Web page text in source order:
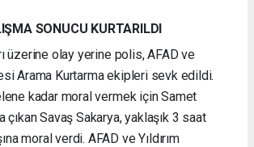
SONUCU KURTARILDI
üzerine olay yerine polis, AFAD ve
Arama Kurtarma ekipleri sevk edildi.
kadar moral vermek için Samet
çıkan Savaş Sakarya, yaklaşık 3 saat
moral verdi. AFAD ve Yıldırım